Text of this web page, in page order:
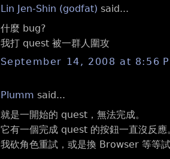
Lin Jen-Shin (godfat) said...
什麼 bug?
我打 quest 被一群人圍攻
September 14, 2008 at 8:56
Plumm said...
就是一開始的 quest，無法完成。
它有一個完成 quest 的按鈕一直沒反應
我砍角色重試，或是換 Browser 等等試